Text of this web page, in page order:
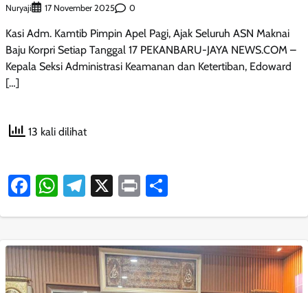
Nuryaji 17 November 2025 0
Kasi Adm. Kamtib Pimpin Apel Pagi, Ajak Seluruh ASN Maknai
Baju Korpri Setiap Tanggal 17 PEKANBARU-JAYA NEWS.COM –
Kepala Seksi Administrasi Keamanan dan Ketertiban, Edoward
[…]
13 kali dilihat
Facebook
WhatsApp
Telegram
X Print